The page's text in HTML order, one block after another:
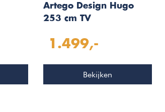
Artego Design Hugo
253 cm TV
Taupe
1.499,-
Bekijken